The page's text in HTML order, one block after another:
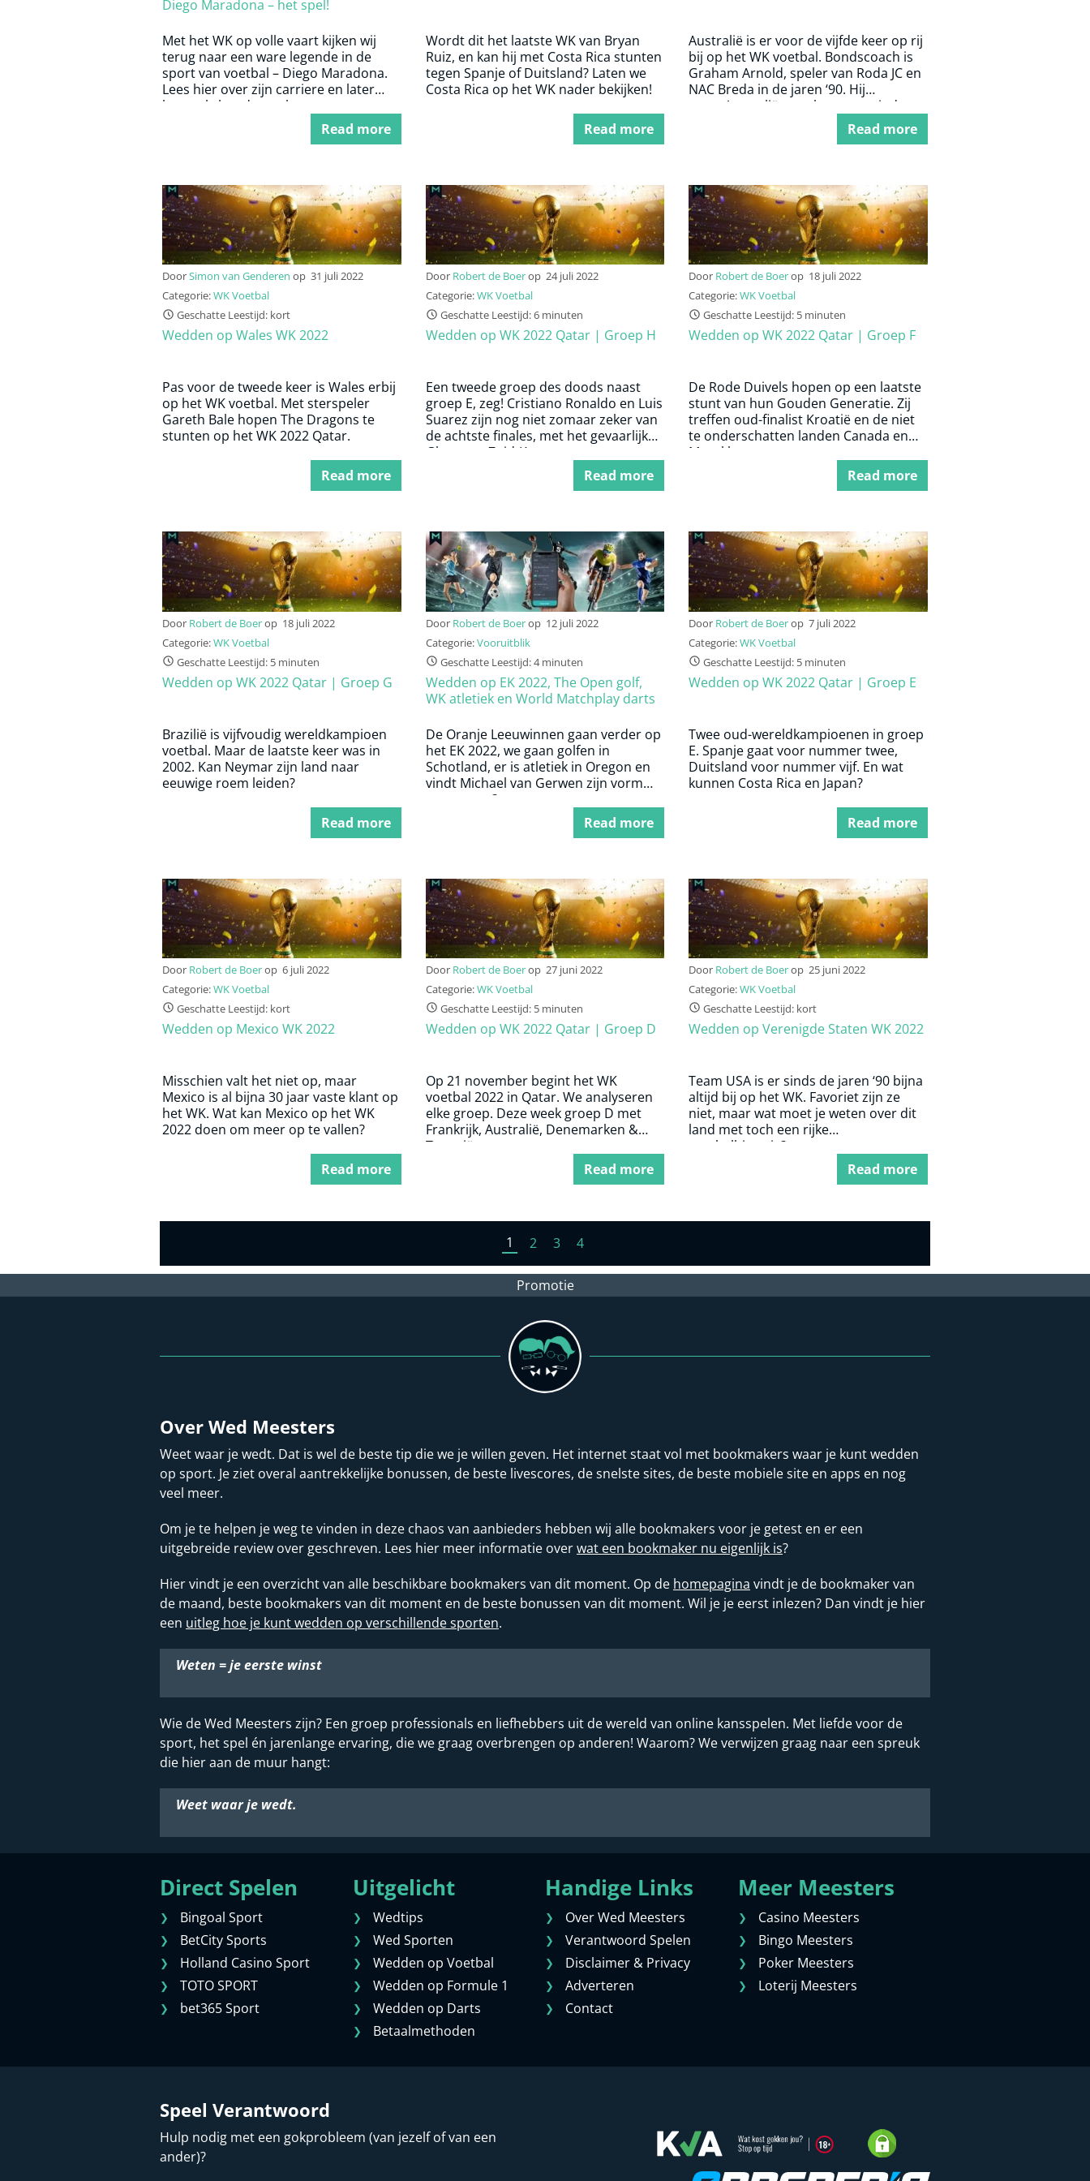
Diego Maradona – het spel!
Met het WK op volle vaart kijken wij
terug naar een ware legende in de
sport van voetbal – Diego Maradona.
Lees hier over zijn carriere en later
leven als bondscoach.
Read more
Wordt dit het laatste WK van Bryan
Ruiz, en kan hij met Costa Rica stunten
tegen Spanje of Duitsland? Laten we
Costa Rica op het WK nader bekijken!
Read more
Australië is er voor de vijfde keer op rij
bij op het WK voetbal. Bondscoach is
Graham Arnold, speler van Roda JC en
NAC Breda in de jaren ‘90. Hij
moet Australië voor het eerst sinds
2006 voorbij de groepsfase loodsen.
Read more
DoorSimon van Genderen op 31 juli 2022
Categorie:WK Voetbal
Geschatte Leestijd: kort
Wedden op Wales WK 2022
Pas voor de tweede keer is Wales erbij
op het WK voetbal. Met sterspeler
Gareth Bale hopen The Dragons te
stunten op het WK 2022 Qatar.
Read more
Door Robert de Boerop 24 juli 2022
Categorie:WK Voetbal
Geschatte Leestijd: 6 minuten
Wedden op WK 2022 Qatar | Groep H
Een tweede groep des doods naast
groep E, zeg! Cristiano Ronaldo en Luis
Suarez zijn nog niet zomaar zeker van
de achtste finales, met het gevaarlijke
Ghana en Zuid-Korea.
Read more
Door Robert de Boerop 18 juli 2022
Categorie:WK Voetbal
Geschatte Leestijd: 5 minuten
Wedden op WK 2022 Qatar | Groep F
De Rode Duivels hopen op een laatste
stunt van hun Gouden Generatie. Zij
treffen oud-finalist Kroatië en de niet
te onderschatten landen Canada en
Marokko.
Read more
Door Robert de Boerop 18 juli 2022
Categorie:WK Voetbal
Geschatte Leestijd: 5 minuten
Wedden op WK 2022 Qatar | Groep G
Brazilië is vijfvoudig wereldkampioen
voetbal. Maar de laatste keer was in
2002. Kan Neymar zijn land naar
eeuwige roem leiden?
Read more
Door Robert de Boerop 12 juli 2022
Categorie:Vooruitblik
Geschatte Leestijd: 4 minuten
Wedden op EK 2022, The Open golf,
WK atletiek en World Matchplay darts
De Oranje Leeuwinnen gaan verder op
het EK 2022, we gaan golfen in
Schotland, er is atletiek in Oregon en
vindt Michael van Gerwen zijn vorm
weer terug?
Read more
Door Robert de Boerop7 juli 2022
Categorie:WK Voetbal
Geschatte Leestijd: 5 minuten
Wedden op WK 2022 Qatar | Groep E
Twee oud-wereldkampioenen in groep
E. Spanje gaat voor nummer twee,
Duitsland voor nummer vijf. En wat
kunnen Costa Rica en Japan?
Read more
Door Robert de Boerop 6 juli 2022
Categorie:WK Voetbal
Geschatte Leestijd: kort
Wedden op Mexico WK 2022
Misschien valt het niet op, maar
Mexico is al bijna 30 jaar vaste klant op
het WK. Wat kan Mexico op het WK
2022 doen om meer op te vallen?
Read more
Door Robert de Boerop 27 juni 2022
Categorie:WK Voetbal
Geschatte Leestijd: 5 minuten
Wedden op WK 2022 Qatar | Groep D
Op 21 november begint het WK
voetbal 2022 in Qatar. We analyseren
elke groep. Deze week groep D met
Frankrijk, Australië, Denemarken &
Tunesië
Read more
Door Robert de Boerop25 juni 2022
Categorie:WK Voetbal
Geschatte Leestijd: kort
Wedden op Verenigde Staten WK 2022
Team USA is er sinds de jaren ‘90 bijna
altijd bij op het WK. Favoriet zijn ze
niet, maar wat moet je weten over dit
land met toch een rijke
voetbalhistorie?
Read more
1 2 3 4
Promotie
Over Wed Meesters
Weet waar je wedt. Dat is wel de beste tip die we je willen geven. Het internet staat vol met bookmakers waar je kunt wedden
op sport. Je ziet overal aantrekkelijke bonussen, de beste livescores, de snelste sites, de beste mobiele site en apps en nog
veel meer.
Om je te helpen je weg te vinden in deze chaos van aanbieders hebben wij alle bookmakers voor je getest en er een
uitgebreide review over geschreven. Lees hier meer informatie overwat een bookmaker nu eigenlijk is?
Hier vindt je een overzicht van alle beschikbare bookmakers van dit moment. Op de homepagina vindt je de bookmaker van
de maand, beste bookmakers van dit moment en de beste bonussen van dit moment. Wil je je eerst inlezen? Dan vindt je hier
een uitleg hoe je kunt wedden op verschillende sporten.
Weten = je eerste winst
Wie de Wed Meesters zijn? Een groep professionals en liefhebbers uit de wereld van online kansspelen. Met liefde voor de
sport, het spel én jarenlange ervaring, die we graag overbrengen op anderen! Waarom? We verwijzen graag naar een spreuk
die hier aan de muur hangt:
Weet waar je wedt.
Direct Spelen
Bingoal Sport
BetCity Sports
Holland Casino Sport
TOTO SPORT
bet365 Sport
Uitgelicht
Wedtips
Wed Sporten
Wedden op Voetbal
Wedden op Formule 1
Wedden op Darts
Betaalmethoden
Handige Links
Over Wed Meesters
Verantwoord Spelen
Disclaimer & Privacy
Adverteren
Contact
Meer Meesters
Casino Meesters
Bingo Meesters
Poker Meesters
Loterij Meesters
Speel Verantwoord
Hulp nodig met een gokprobleem (van jezelf of van een
ander)?